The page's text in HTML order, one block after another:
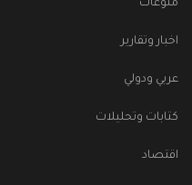
منوعات
اخبار وتقارير
عربي ودولي
كتابات وتحليلات
اقتصاد